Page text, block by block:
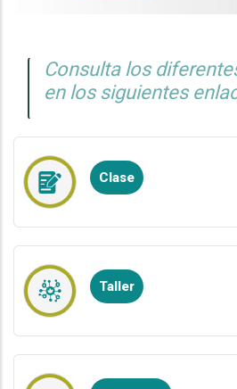
Consulta los
en los siguientes
Clase
Taller